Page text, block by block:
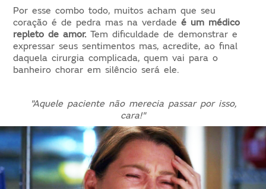
Por esse combo todo, muitos acham que seu
coração é de pedra mas na verdadeé um médico
repleto de amor.Tem dificuldade de demonstrar e
expressar seus sentimentos mas, acredite, ao final
daquela cirurgia complicada, quem vai para o
banheiro chorar em silêncio será ele.
"Aquele paciente não merecia passar por isso,
cara!"